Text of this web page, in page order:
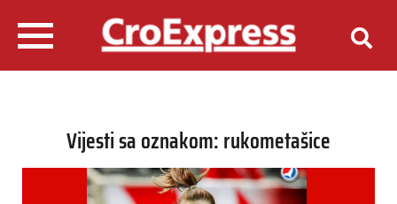
Vijesti sa oznakom: rukometašice